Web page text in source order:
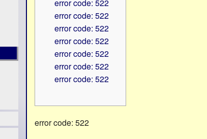
error code: 522
error code: 522
error code: 522
error code: 522
error code: 522
error code: 522
error code: 522
error code: 522